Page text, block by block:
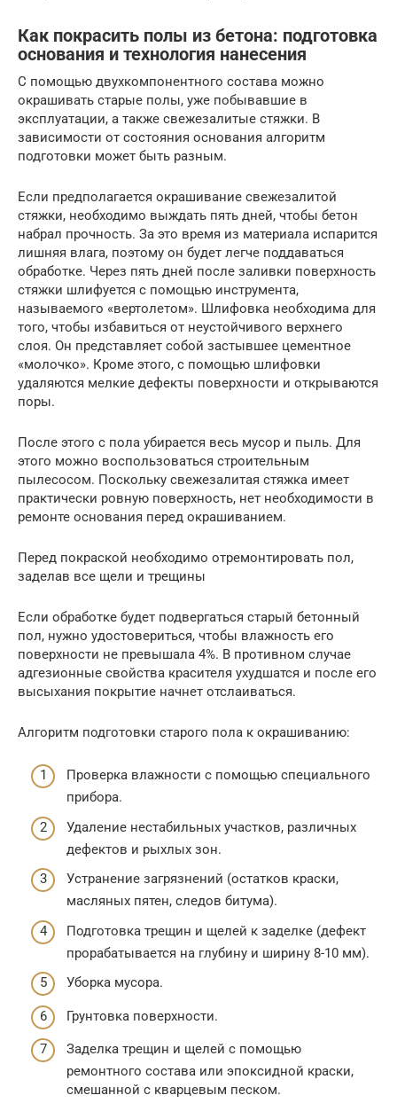
Как покрасить полы из бетона: подготовка
основания и технология нанесения
С помощью двухкомпонентного состава можно
окрашивать старые полы, уже побывавшие в
эксплуатации, а также свежезалитые стяжки. В
зависимости от состояния основания алгоритм
подготовки может быть разным.
Если предполагается окрашивание свежезалитой
стяжки, необходимо выждать пять дней, чтобы бетон
набрал прочность. За это время из материала испарится
лишняя влага, поэтому он будет легче поддаваться
обработке. Через пять дней после заливки поверхность
стяжки шлифуется с помощью инструмента,
называемого «вертолетом». Шлифовка необходима для
того, чтобы избавиться от неустойчивого верхнего
слоя. Он представляет собой застывшее цементное
«молочко». Кроме этого, с помощью шлифовки
удаляются мелкие дефекты поверхности и открываются
поры.
После этого с пола убирается весь мусор и пыль. Для
этого можно воспользоваться строительным
пылесосом. Поскольку свежезалитая стяжка имеет
практически ровную поверхность, нет необходимости в
ремонте основания перед окрашиванием.
Перед покраской необходимо отремонтировать пол,
заделав все щели и трещины
Если обработке будет подвергаться старый бетонный
пол, нужно удостовериться, чтобы влажность его
поверхности не превышала 4%. В противном случае
адгезионные свойства красителя ухудшатся и после его
высыхания покрытие начнет отслаиваться.
Алгоритм подготовки старого пола к окрашиванию:
Проверка влажности с помощью специального
прибора.
Удаление нестабильных участков, различных
дефектов и рыхлых зон.
Устранение загрязнений (остатков краски,
масляных пятен, следов битума).
Подготовка трещин и щелей к заделке (дефект
прорабатывается на глубину и ширину 8-10 мм).
Уборка мусора.
Грунтовка поверхности.
Заделка трещин и щелей с помощью
ремонтного состава или эпоксидной краски,
смешанной с кварцевым песком.